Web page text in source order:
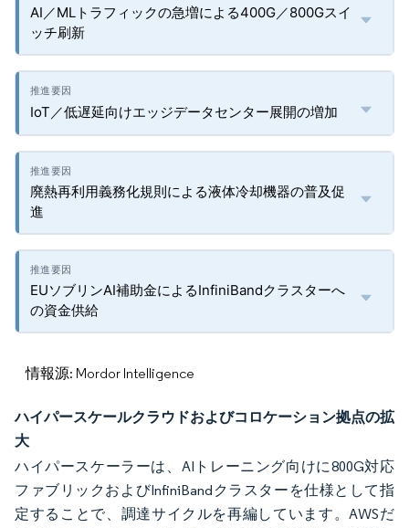
AI／MLトラフィックの急増による400G／800Gスイ
ッチ刷新
IoT／低遅延向けエッジデータセンター展開の増加
廃熱再利用義務化規則による液体冷却機器の普及促
進
EUソブリンAI補助金によるInfiniBandクラスターへ
の資金供給
情報源: Mordor Intelligence
ハイパースケールクラウドおよびコロケーション拠点の拡
大
ハイパースケーラーは、AIトレーニング向けに800G対応
ファブリックおよびInfiniBandクラスターを仕様として指
定することで、調達サイクルを再編しています。AWSだ